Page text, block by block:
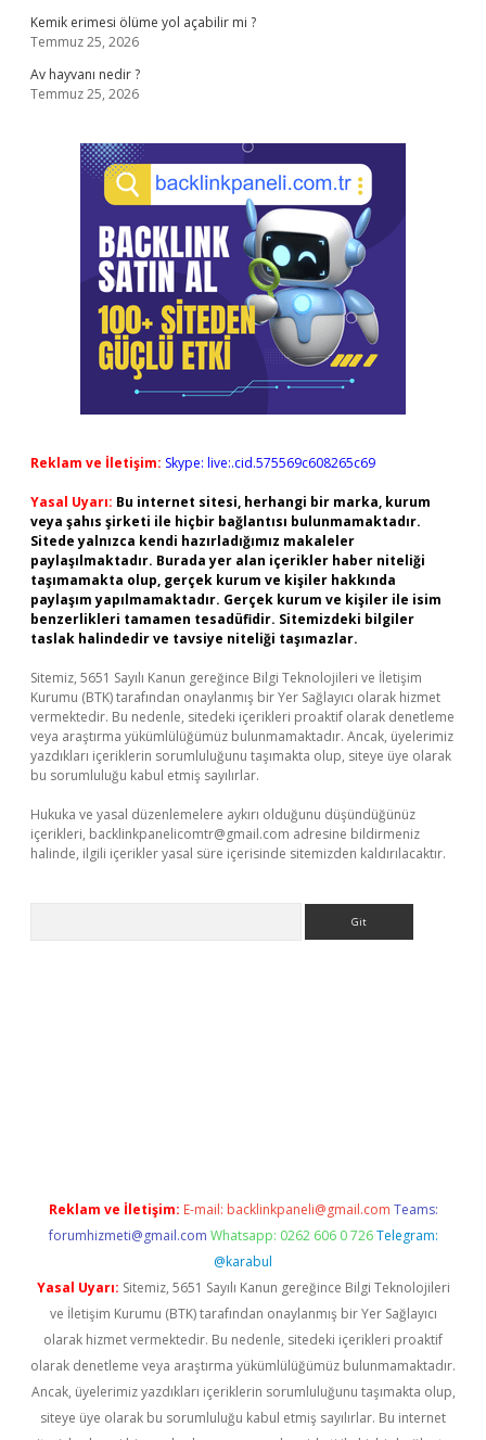
Kemik erimesi ölüme yol açabilir mi ?
Temmuz 25, 2026
Av hayvanı nedir ?
Temmuz 25, 2026
Reklam ve İletişim: Skype: live:.cid.575569c608265c69
Yasal Uyarı: Bu internet sitesi, herhangi bir marka, kurum
veya şahıs şirketi ile hiçbir bağlantısı bulunmamaktadır.
Sitede yalnızca kendi hazırladığımız makaleler
paylaşılmaktadır. Burada yer alan içerikler haber niteliği
taşımamakta olup, gerçek kurum ve kişiler hakkında
paylaşım yapılmamaktadır. Gerçek kurum ve kişiler ile isim
benzerlikleri tamamen tesadüfidir. Sitemizdeki bilgiler
taslak halindedir ve tavsiye niteliği taşımazlar.
Sitemiz, 5651 Sayılı Kanun gereğince Bilgi Teknolojileri ve İletişim
Kurumu (BTK) tarafından onaylanmış bir Yer Sağlayıcı olarak hizmet
vermektedir. Bu nedenle, sitedeki içerikleri proaktif olarak denetleme
veya araştırma yükümlülüğümüz bulunmamaktadır. Ancak, üyelerimiz
yazdıkları içeriklerin sorumluluğunu taşımakta olup, siteye üye olarak
bu sorumluluğu kabul etmiş sayılırlar.
Hukuka ve yasal düzenlemelere aykırı olduğunu düşündüğünüz
içerikleri, backlinkpanelicomtr@gmail.com adresine bildirmeniz
halinde, ilgili içerikler yasal süre içerisinde sitemizden kaldırılacaktır.
Reklam ve İletişim: E-mail: backlinkpaneli@gmail.com Teams:
forumhizmeti@gmail.com Whatsapp: 0262 606 0 726 Telegram:
@karabul
Yasal Uyarı: Sitemiz, 5651 Sayılı Kanun gereğince Bilgi Teknolojileri
ve İletişim Kurumu (BTK) tarafından onaylanmış bir Yer Sağlayıcı
olarak hizmet vermektedir. Bu nedenle, sitedeki içerikleri proaktif
olarak denetleme veya araştırma yükümlülüğümüz bulunmamaktadır.
Ancak, üyelerimiz yazdıkları içeriklerin sorumluluğunu taşımakta olup,
siteye üye olarak bu sorumluluğu kabul etmiş sayılırlar. Bu internet